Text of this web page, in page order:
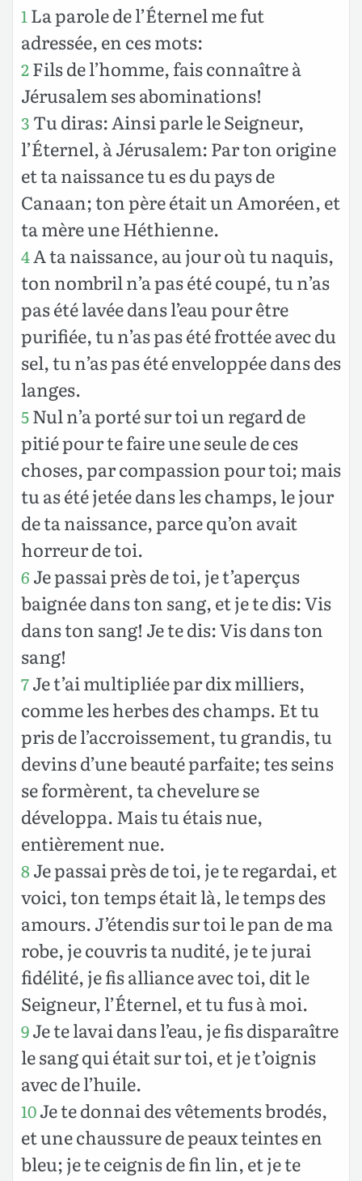
1 La parole de l’Éternel me fut
adressée, en ces mots:
2Fils de l’homme, fais connaître à
Jérusalem ses abominations!
3 Tu diras: Ainsi parle le Seigneur,
l’Éternel, à Jérusalem: Par ton origine
et ta naissance tu es du pays de
Canaan; ton père était un Amoréen, et
ta mère une Héthienne.
4A ta naissance, au jour où tu naquis,
ton nombril n’a pas été coupé, tu n’as
pas été lavée dans l’eau pour être
purifiée, tu n’as pas été frottée avec du
sel, tu n’as pas été enveloppée dans des
langes.
5Nul n’a porté sur toi un regard de
pitié pour te faire une seule de ces
choses, par compassion pour toi; mais
tu as été jetée dans les champs, le jour
de ta naissance, parce qu’on avait
horreur de toi.
6 Je passai près de toi, je t’aperçus
baignée dans ton sang, et je te dis: Vis
dans ton sang! Je te dis: Vis dans ton
sang!
7Je t’ai multipliée par dix milliers,
comme les herbes des champs. Et tu
pris de l’accroissement, tu grandis, tu
devins d’une beauté parfaite; tes seins
se formèrent, ta chevelure se
développa. Mais tu étais nue,
entièrement nue.
8Je passai près de toi, je te regardai, et
voici, ton temps était là, le temps des
amours. J’étendis sur toi le pan de ma
robe, je couvris ta nudité, je te jurai
fidélité, je fis alliance avec toi, dit le
Seigneur, l’Éternel, et tu fus à moi.
9Je te lavai dans l’eau, je fis disparaître
le sang qui était sur toi, et je t’oignis
avec de l’huile.
10Je te donnai des vêtements brodés,
et une chaussure de peaux teintes en
bleu; je te ceignis de fin lin, et je te